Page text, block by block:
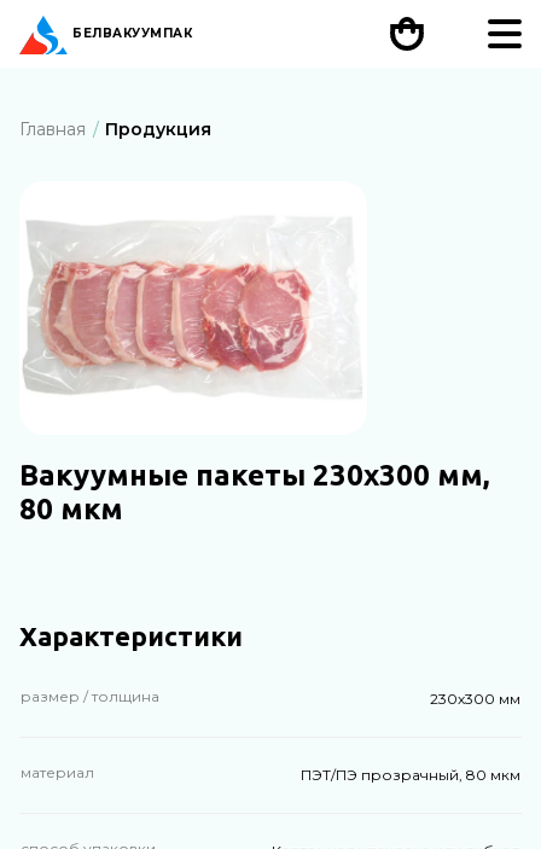
БЕЛВАКУУМПАК
Главная Продукция
Вакуумные пакеты 230х300 мм,
80 мкм
Характеристики
размер / толщина 230х300 мм
материал ПЭТ/ПЭ прозрачный, 80 мкм